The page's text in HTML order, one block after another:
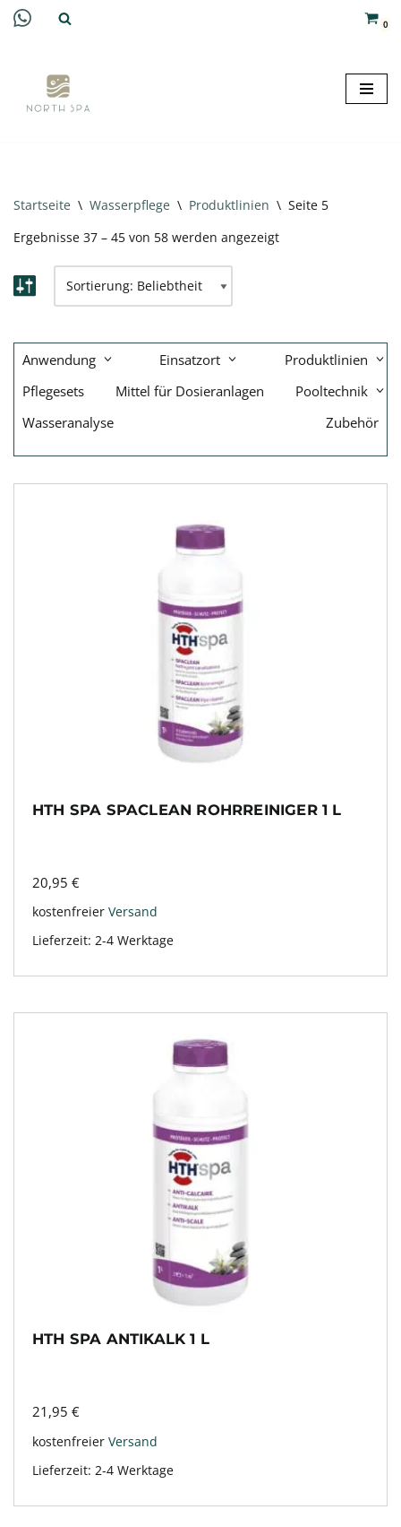
springen
0
Startseite \ Wasserpflege \ Produktlinien \ Seite 5
Ergebnisse 37 – 45 von 58 werden angezeigt
Anwendung Einsatzort
Produktlinien
Pflegesets
Mittel für Dosieranlagen
Pooltechnik
Wasseranalyse
Zubehör
HTH SPA SPACLEAN ROHRREINIGER 1 L
20,95 €
kostenfreier Versand
Lieferzeit: 2-4 Werktage
HTH SPA ANTIKALK 1 L
21,95 €
kostenfreier Versand
Lieferzeit: 2-4 Werktage